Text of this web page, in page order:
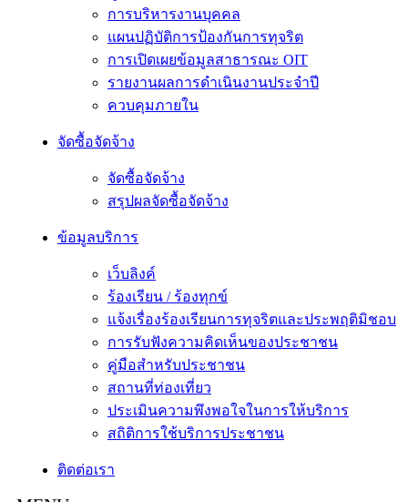
การบริหารงานบุคคล
แผนปฏิบัติการป้องกันการทุจริต
การเปิดเผยข้อมูลสาธารณะ OIT
รายงานผลการดำเนินงานประจำปี
ควบคุมภายใน
จัดซื้อจัดจ้าง
จัดซื้อจัดจ้าง
สรุปผลจัดซื้อจัดจ้าง
ข้อมูลบริการ
เว็บลิงค์
ร้องเรียน / ร้องทุกข์
แจ้งเรื่องร้องเรียนการทุจริตและประพฤติมิชอบ
การรับฟังความคิดเห็นของประชาชน
คู่มือสำหรับประชาชน
สถานที่ท่องเที่ยว
ประเมินความพึงพอใจในการให้บริการ
สถิติการใช้บริการประชาชน
ติดต่อเรา